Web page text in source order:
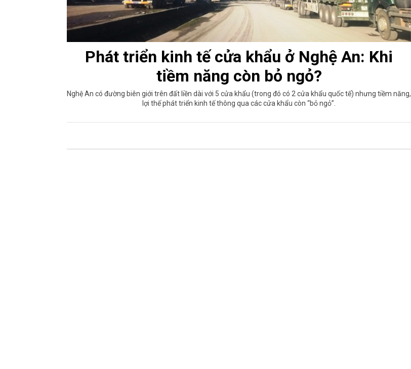
Phát triển kinh tế cửa khẩu ở Nghệ An: Khi
tiềm năng còn bỏ ngỏ?
Nghệ An có đường biên giới trên đất liền dài với 5 cửa khẩu (trong đó có 2 cửa khẩu quốc tế) nhưng tiềm năng,
lợi thế phát triển kinh tế thông qua các cửa khẩu còn “bỏ ngỏ”.